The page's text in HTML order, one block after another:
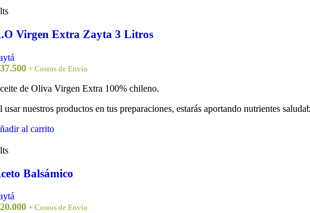
Virgen Extra Zayta 3 Litros
+ Costos de Envío
de Oliva Virgen Extra 100% chileno.
usar nuestros productos en tus preparaciones, estarás aportando nutrientes
al carrito
Balsámico
+ Costos de Envío